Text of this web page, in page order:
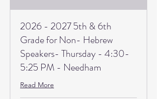
2026 - 2027 5th & 6th
Grade for Non- Hebrew
Speakers- Thursday - 4:30-
5:25 PM - Needham
Read More